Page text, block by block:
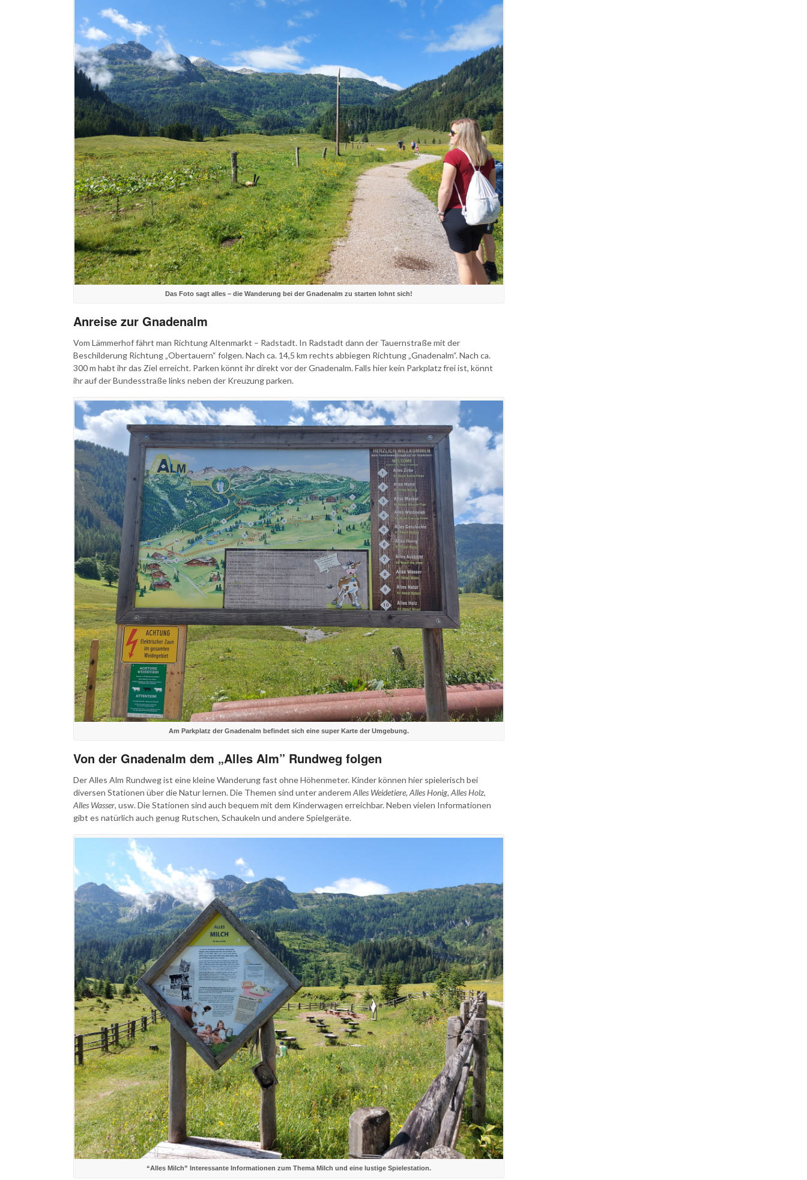
Das Foto sagt alles – die Wanderung bei der Gnadenalm zu starten lohnt sich!
Anreise zur Gnadenalm
Vom Lämmerhof fährt man Richtung Altenmarkt – Radstadt. In Radstadt dann der Tauernstraße mit der
Beschilderung Richtung „Obertauern“ folgen. Nach ca. 14,5 km rechts abbiegen Richtung „Gnadenalm“. Nach ca.
300 m habt ihr das Ziel erreicht. Parken könnt ihr direkt vor der Gnadenalm. Falls hier kein Parkplatz frei ist, könnt
ihr auf der Bundesstraße links neben der Kreuzung parken.
Am Parkplatz der Gnadenalm befindet sich eine super Karte der Umgebung.
Von der Gnadenalm dem „Alles Alm” Rundweg folgen
Der Alles Alm Rundweg ist eine kleine Wanderung fast ohne Höhenmeter. Kinder können hier spielerisch bei
diversen Stationen über die Natur lernen. Die Themen sind unter anderem Alles Weidetiere, Alles Honig, Alles Holz,
Alles Wasser, usw. Die Stationen sind auch bequem mit dem Kinderwagen erreichbar. Neben vielen Informationen
gibt es natürlich auch genug Rutschen, Schaukeln und andere Spielgeräte.
“Alles Milch” Interessante Informationen zum Thema Milch und eine lustige Spielestation.